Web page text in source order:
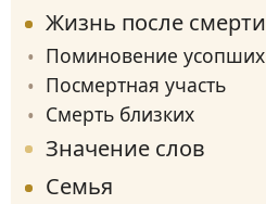
Жизнь после смерти
Поминовение усопших
Посмертная участь
Смерть близких
Значение слов
Семья